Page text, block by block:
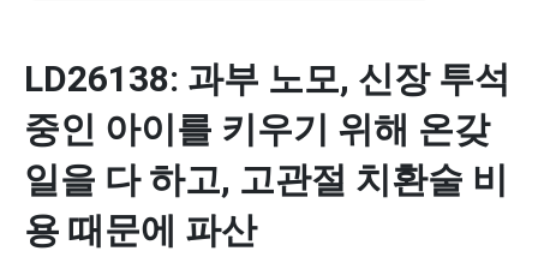
LD26138: 과부 노모, 신장 투석
중인 아이를 키우기 위해 온갖
일을 다 하고, 고관절 치환술 비
용 때문에 파산